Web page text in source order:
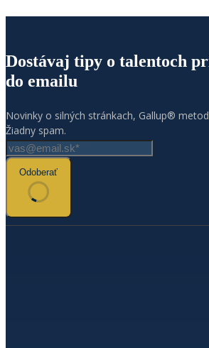
Dostávaj tipy o talentoch
do emailu
Novinky o silných stránkach, Gallup®
Žiadny spam.
Odoberať